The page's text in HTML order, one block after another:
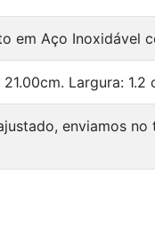
em Aço Inoxidável
Largura: 1.2
enviamos